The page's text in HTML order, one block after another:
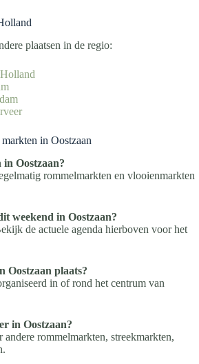
plaatsen in de regio:
in Oostzaan
Oostzaan?
rommelmarkten en vlooienmarkten
weekend in Oostzaan?
de actuele agenda hierboven voor het
Oostzaan plaats?
in of rond het centrum van
in Oostzaan?
rommelmarkten, streekmarkten,